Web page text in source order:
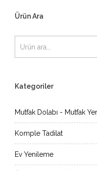
Ürün Ara
Kategoriler
Mutfak Dolabı - Mutfak
Komple Tadilat
Ev Yenileme